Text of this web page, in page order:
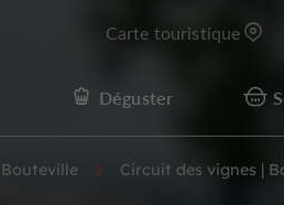
Carte touristique
Déguster
Bouteville Circuit des vignes |